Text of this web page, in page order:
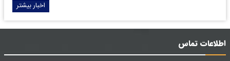
اخبار بیشتر
اطلاعات تماس